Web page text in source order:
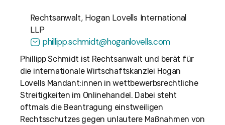
Rechtsanwalt, Hogan Lovells International
LLP
phillipp.schmidt@hoganlovells.com
Phillipp Schmidt ist Rechtsanwalt und berät für
die internationale Wirtschaftskanzlei Hogan
Lovells Mandant:innen in wettbewerbsrechtliche
Streitigkeiten im Onlinehandel. Dabei steht
oftmals die Beantragung einstweiligen
Rechtsschutzes gegen unlautere Maßnahmen von